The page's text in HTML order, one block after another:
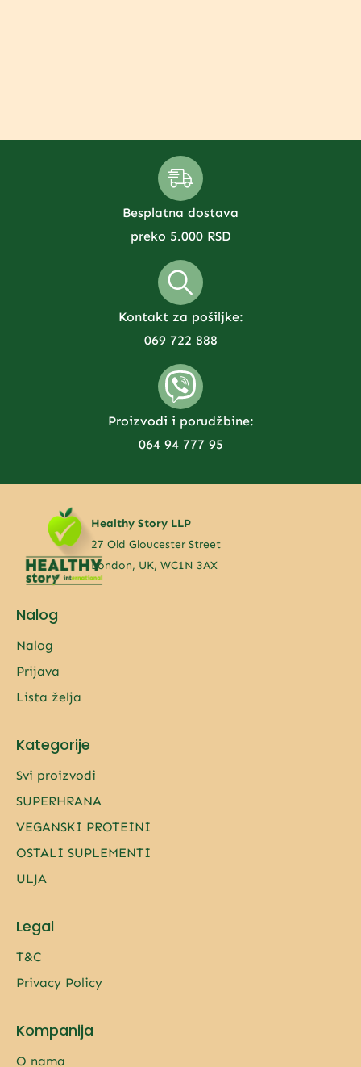
Besplatna dostava
preko 5.000 RSD
Kontakt za pošiljke:
069 722 888
Proizvodi i porudžbine:
064 94 777 95
Healthy Story LLP
27 Old Gloucester Street
London, UK, WC1N 3AX
Nalog
Nalog
Prijava
Lista želja
Kategorije
Svi proizvodi
SUPERHRANA
VEGANSKI PROTEINI
OSTALI SUPLEMENTI
ULJA
Legal
T&C
Privacy Policy
Kompanija
O nama